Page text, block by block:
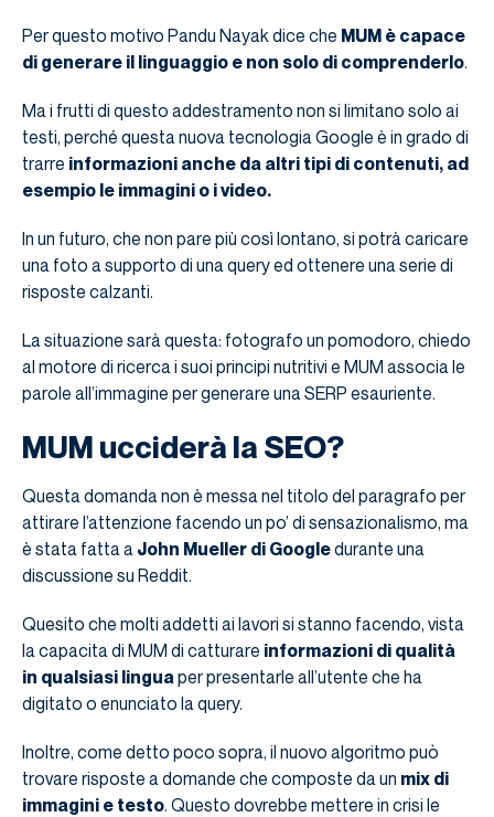
Per questo motivo Pandu Nayak dice che MUM è capace
di generare il linguaggio e non solo di comprenderlo.
Ma i frutti di questo addestramento non si limitano solo ai
testi, perché questa nuova tecnologia Google è in grado di
trarre informazioni anche da altri tipi di contenuti, ad
esempio le immagini o i video.
In un futuro, che non pare più così lontano, si potrà caricare
una foto a supporto di una query ed ottenere una serie di
risposte calzanti.
La situazione sarà questa: fotografo un pomodoro, chiedo
al motore di ricerca i suoi principi nutritivi e MUM associa le
parole all’immagine per generare una SERP esauriente.
MUM ucciderà la SEO?
Questa domanda non è messa nel titolo del paragrafo per
attirare l’attenzione facendo un po’ di sensazionalismo, ma
è stata fatta a John Mueller di Googledurante una
discussione su Reddit.
Quesito che molti addetti ai lavori si stanno facendo, vista
la capacita di MUM di catturare informazioni di qualità
in qualsiasi lingua per presentarle all’utente che ha
digitato o enunciato la query.
Inoltre, come detto poco sopra, il nuovo algoritmo può
trovare risposte a domande che composte da un mix di
immagini e testo. Questo dovrebbe mettere in crisi le